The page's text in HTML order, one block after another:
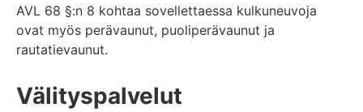
AVL 68 §:n 8 kohtaa sovellettaessa kulkuneuvoja
ovat myös perävaunut, puoliperävaunut ja
rautatievaunut.
Välityspalvelut